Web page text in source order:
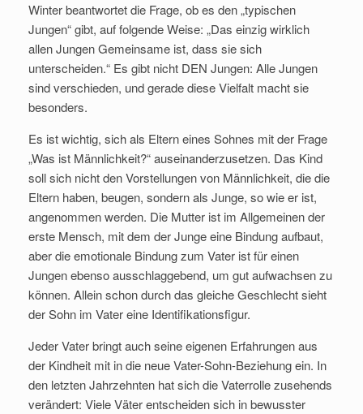
Winter beantwortet die Frage, ob es den „typischen
Jungen“ gibt, auf folgende Weise: „Das einzig wirklich
allen Jungen Gemeinsame ist, dass sie sich
unterscheiden.“ Es gibt nicht DEN Jungen: Alle Jungen
sind verschieden, und gerade diese Vielfalt macht sie
besonders.
Es ist wichtig, sich als Eltern eines Sohnes mit der Frage
„Was ist Männlichkeit?“ auseinanderzusetzen. Das Kind
soll sich nicht den Vorstellungen von Männlichkeit, die die
Eltern haben, beugen, sondern als Junge, so wie er ist,
angenommen werden. Die Mutter ist im Allgemeinen der
erste Mensch, mit dem der Junge eine Bindung aufbaut,
aber die emotionale Bindung zum Vater ist für einen
Jungen ebenso ausschlaggebend, um gut aufwachsen zu
können. Allein schon durch das gleiche Geschlecht sieht
der Sohn im Vater eine Identifikationsfigur.
Jeder Vater bringt auch seine eigenen Erfahrungen aus
der Kindheit mit in die neue Vater-Sohn-Beziehung ein. In
den letzten Jahrzehnten hat sich die Vaterrolle zusehends
verändert: Viele Väter entscheiden sich in bewusster